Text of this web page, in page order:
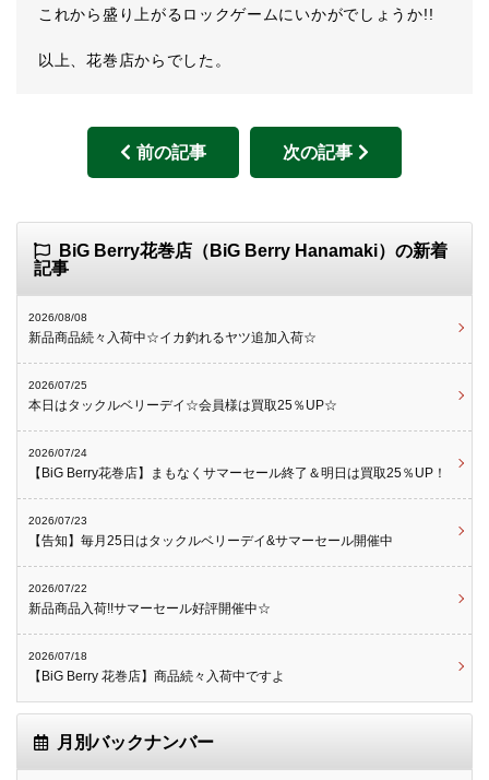
これから盛り上がるロックゲームにいかがでしょうか!!
以上、花巻店からでした。
前の記事 次の記事
BiG Berry花巻店（BiG Berry Hanamaki）の新着
記事
2026/08/08
新品商品続々入荷中☆イカ釣れるヤツ追加入荷☆
2026/07/25
本日はタックルベリーデイ☆会員様は買取25％UP☆
2026/07/24
【BiG Berry花巻店】まもなくサマーセール終了＆明日は買取25％UP！
2026/07/23
【告知】毎月25日はタックルベリーデイ&サマーセール開催中
2026/07/22
新品商品入荷!!サマーセール好評開催中☆
2026/07/18
【BiG Berry 花巻店】商品続々入荷中ですよ
月別バックナンバー